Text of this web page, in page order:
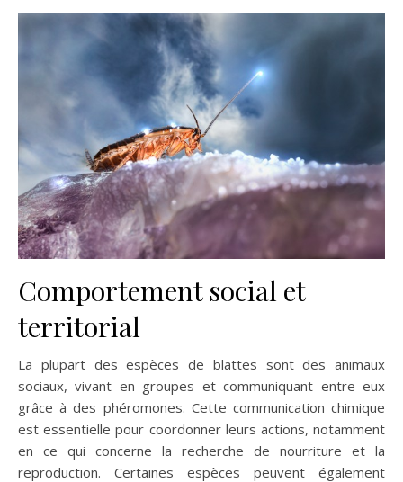
Comportement social et
territorial
La plupart des espèces de blattes sont des animaux
sociaux, vivant en groupes et communiquant entre eux
grâce à des phéromones. Cette communication chimique
est essentielle pour coordonner leurs actions, notamment
en ce qui concerne la recherche de nourriture et la
reproduction. Certaines espèces peuvent également